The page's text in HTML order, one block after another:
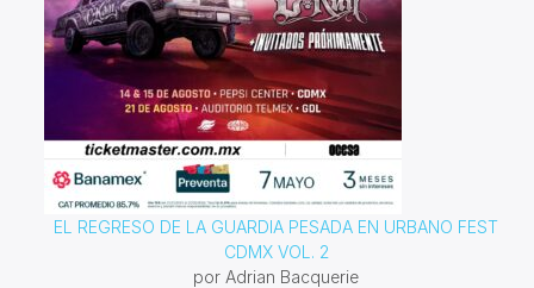
EL REGRESO DE LA GUARDIA PESADA EN URBANO FEST
CDMX VOL. 2
por Adrian Bacquerie